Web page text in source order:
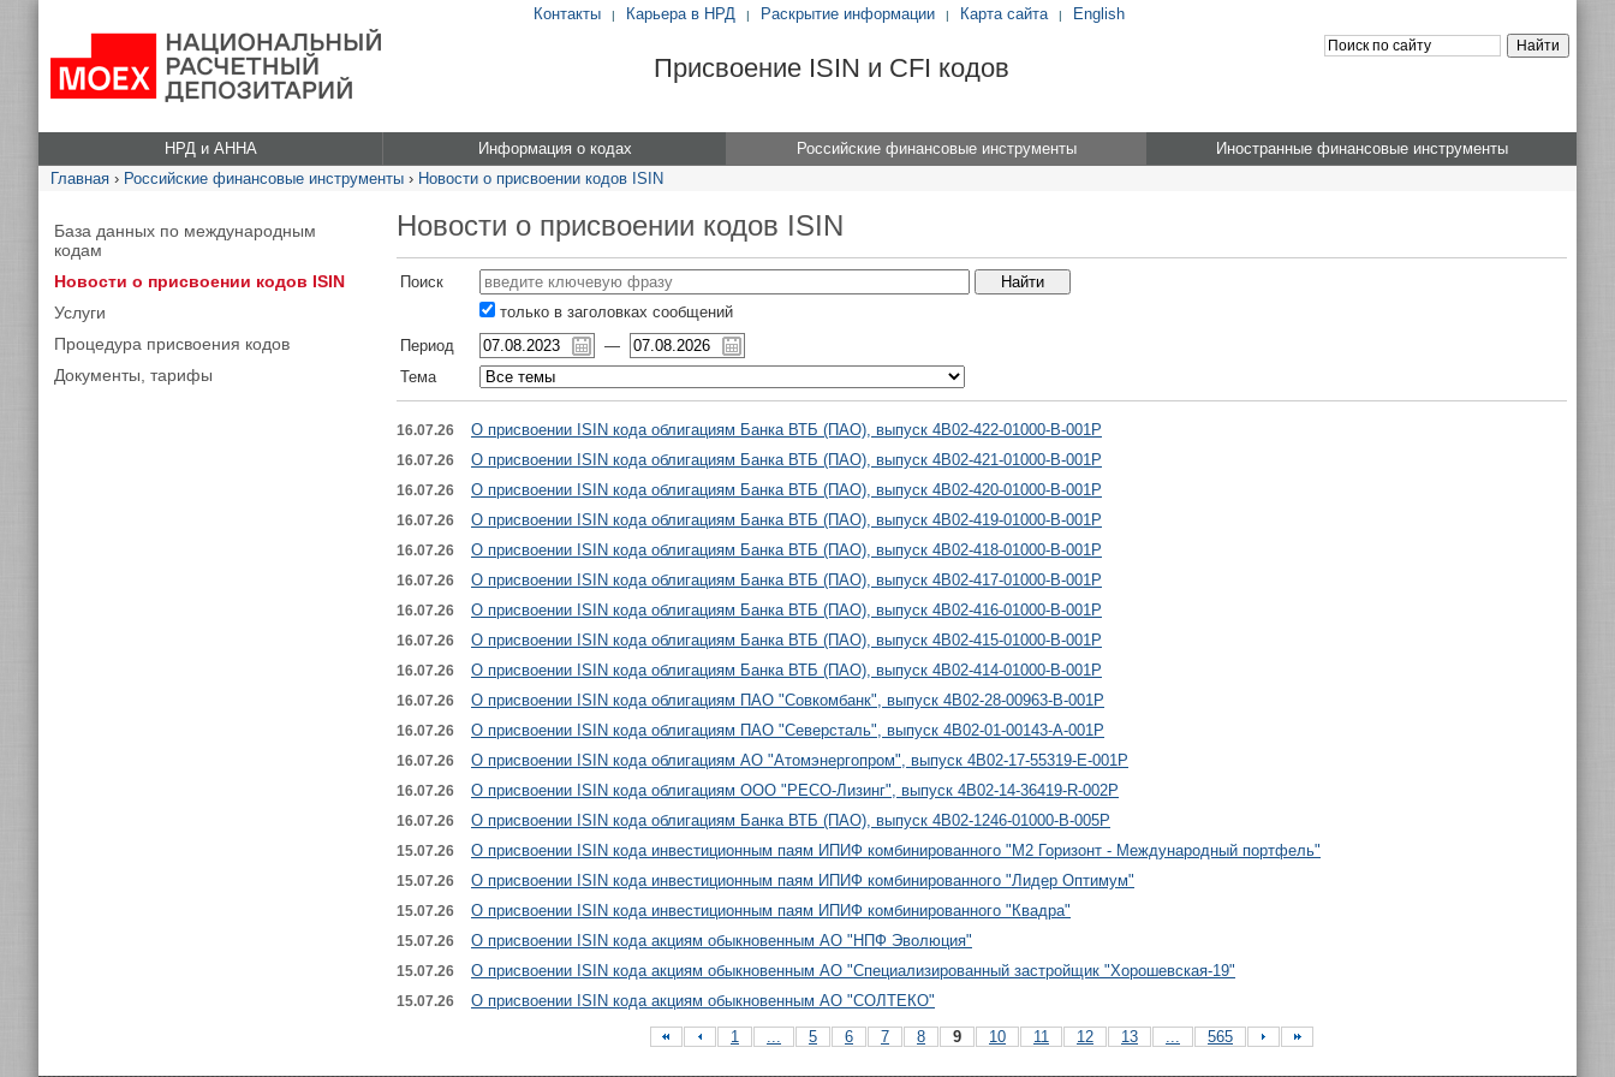
Контакты | Карьера в НРД | Раскрытие информации | Карта сайта | English
Присвоение ISIN и CFI кодов
НРД и АННА Информация о кодах Российские финансовые инструменты
Иностранные финансовые инструменты
Главная › Российские финансовые инструменты › Новости о присвоении кодов ISIN
База данных по международным
кодам
Новости о присвоении кодов ISIN
Услуги
Процедура присвоения кодов
Документы, тарифы
Новости о присвоении кодов ISIN
Поиск
только в заголовках сообщений
Период
—
Тема
16.07.26 О присвоении ISIN кода облигациям Банка ВТБ (ПАО), выпуск 4B02-422-01000-B-001P
16.07.26 О присвоении ISIN кода облигациям Банка ВТБ (ПАО), выпуск 4B02-421-01000-B-001P
16.07.26 О присвоении ISIN кода облигациям Банка ВТБ (ПАО), выпуск 4B02-420-01000-B-001P
16.07.26 О присвоении ISIN кода облигациям Банка ВТБ (ПАО), выпуск 4B02-419-01000-B-001P
16.07.26 О присвоении ISIN кода облигациям Банка ВТБ (ПАО), выпуск 4B02-418-01000-B-001P
16.07.26 О присвоении ISIN кода облигациям Банка ВТБ (ПАО), выпуск 4B02-417-01000-B-001P
16.07.26 О присвоении ISIN кода облигациям Банка ВТБ (ПАО), выпуск 4B02-416-01000-B-001P
16.07.26 О присвоении ISIN кода облигациям Банка ВТБ (ПАО), выпуск 4B02-415-01000-B-001P
16.07.26 О присвоении ISIN кода облигациям Банка ВТБ (ПАО), выпуск 4B02-414-01000-B-001P
16.07.26 О присвоении ISIN кода облигациям ПАО "Совкомбанк", выпуск 4B02-28-00963-B-001P
16.07.26 О присвоении ISIN кода облигациям ПАО "Северсталь", выпуск 4B02-01-00143-A-001P
16.07.26 О присвоении ISIN кода облигациям АО "Атомэнергопром", выпуск 4B02-17-55319-E-001P
16.07.26 О присвоении ISIN кода облигациям ООО "РЕСО-Лизинг", выпуск 4B02-14-36419-R-002P
16.07.26 О присвоении ISIN кода облигациям Банка ВТБ (ПАО), выпуск 4B02-1246-01000-B-005P
15.07.26 О присвоении ISIN кода инвестиционным паям ИПИФ комбинированного "М2 Горизонт - Международный портфель"
15.07.26 О присвоении ISIN кода инвестиционным паям ИПИФ комбинированного "Лидер Оптимум"
15.07.26 О присвоении ISIN кода инвестиционным паям ИПИФ комбинированного "Квадра"
15.07.26 О присвоении ISIN кода акциям обыкновенным АО "НПФ Эволюция"
15.07.26 О присвоении ISIN кода акциям обыкновенным АО "Специализированный застройщик "Хорошевская-19"
15.07.26
О присвоении ISIN кода акциям обыкновенным АО "СОЛТЕКО"
1
... 5 6 7 8 9 10 11 12 13 ... 565